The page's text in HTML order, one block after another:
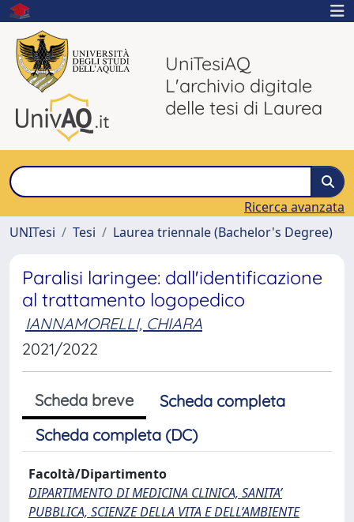
UniTesiAQ
L'archivio digitale
delle tesi di Laurea
Ricerca avanzata
UNITesi
Tesi Laurea triennale (Bachelor's Degree)
Paralisi laringee: dall'identificazione
al trattamento logopedico
IANNAMORELLI, CHIARA
2021/2022
Scheda breve
Scheda completa
Scheda completa (DC)
Facoltà/Dipartimento
DIPARTIMENTO DI MEDICINA CLINICA, SANITA’
PUBBLICA, SCIENZE DELLA VITA E DELL’AMBIENTE